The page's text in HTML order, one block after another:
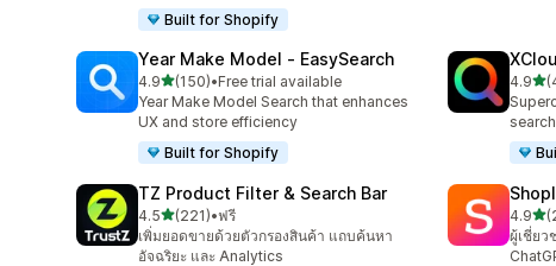
Built for Shopify
Year Make Model ‑ EasySearch
4.9เต็ม 5 ดาว
(150)
ทั้งหมด 150 รีวิว
•Free trial available
Year Make Model Search that enhances
UX and store efficiency
Built for Shopify
4.9เต็
ทั้งหม
TZ Product Filter & Search Bar
4.5เต็ม 5 ดาว
(221)
ทั้งหมด 221 รีวิว
•ฟรี
เพิ่มยอดขายด้วยตัวกรองสินค้า แถบค้นหา
อัจฉริยะ และ Analytics
4.9เต็
ทั้งหมด
ผู้เชี่ยว